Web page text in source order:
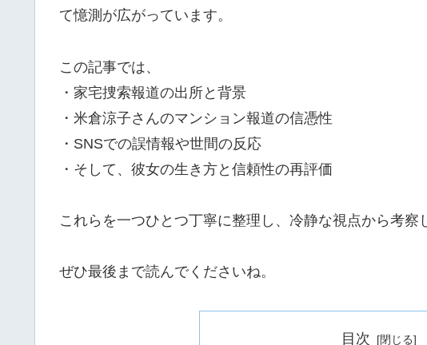
て憶測が広がっています。
この記事では、
・家宅捜索報道の出所と背景
・米倉涼子さんのマンション報道の信憑性
・SNSでの誤情報や世間の反応
・そして、彼女の生き方と信頼性の再評価
これらを一つひとつ丁寧に整理し、冷静な視点から考察
ぜひ最後まで読んでくださいね。
目次